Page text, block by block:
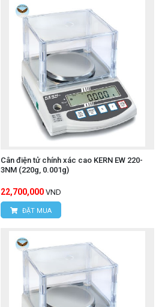
Cân điện tử chính xác cao KERN EW 220-
3NM (220g, 0.001g)
22,700,000 VND
ĐẶT MUA